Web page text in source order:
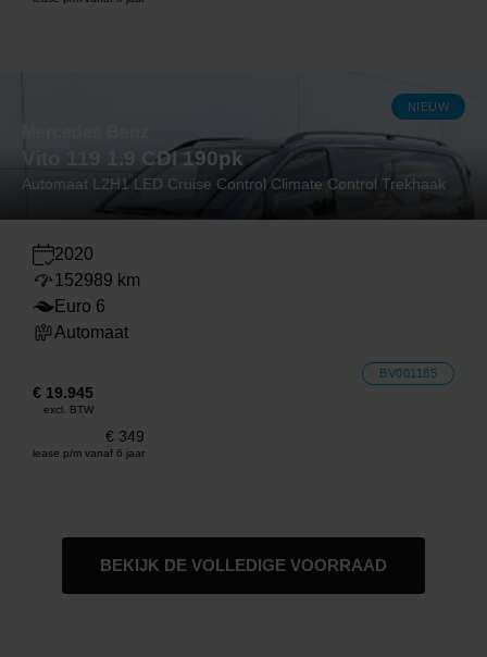
NIEUW
Vito 119 1.9 CDI 190pk
Automaat L2H1 LED Cruise Control Climate Control Trekhaak
2020
152989 km
Euro 6
Automaat
BV001185
€ 19.945
excl. BTW
€ 349
lease p/m vanaf 6 jaar
BEKIJK DE VOLLEDIGE VOORRAAD